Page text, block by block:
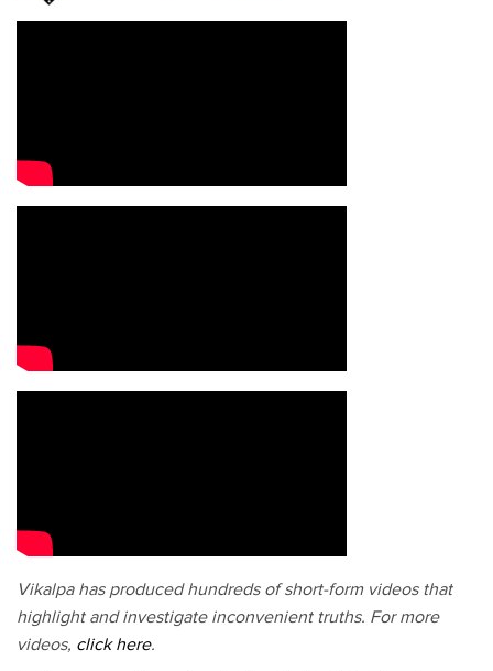
Vikalpa has produced hundreds of short-form videos that
highlight and investigate inconvenient truths. For more
videos, click here.